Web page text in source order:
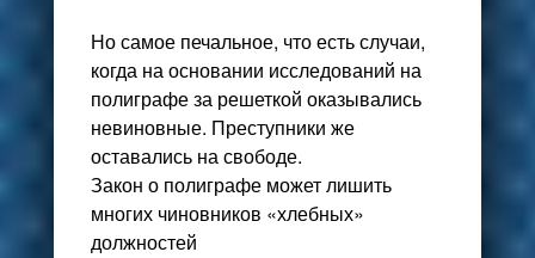
Но самое печальное, что есть случаи,
когда на основании исследований на
полиграфе за решеткой оказывались
невиновные. Преступники же
оставались на свободе.
Закон о полиграфе может лишить
многих чиновников «хлебных»
должностей